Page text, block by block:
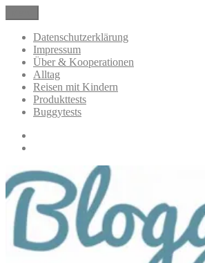
Inhalt
springen
BloggerMumOf3Boys Mamablog
Mamablog über das Leben mit drei Kindern
Alltagsthemen
Datenschutzerklärung
Impressum
Über & Kooperationen
Alltag
Reisen mit Kindern
Produkttests
Buggytests